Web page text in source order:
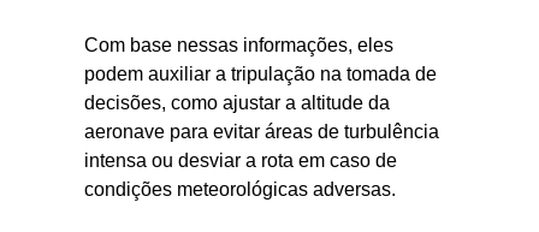
Com base nessas informações, eles
podem auxiliar a tripulação na tomada de
decisões, como ajustar a altitude da
aeronave para evitar áreas de turbulência
intensa ou desviar a rota em caso de
condições meteorológicas adversas.